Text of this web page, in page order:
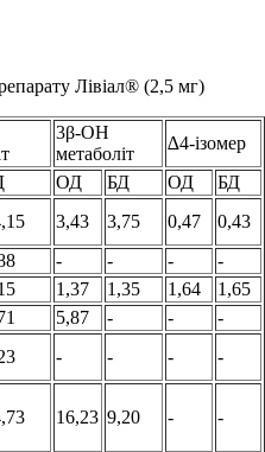
Лівіал® (2,5 мг)
3β-OH
метаболіт
∆4-ізомер
ОД БД ОД
БД
3,43 3,75 0,47
0,43
- - -
-
1,37 1,35 1,64
1,65
5,87 - -
-
- - -
-
16,23 9,20 - -